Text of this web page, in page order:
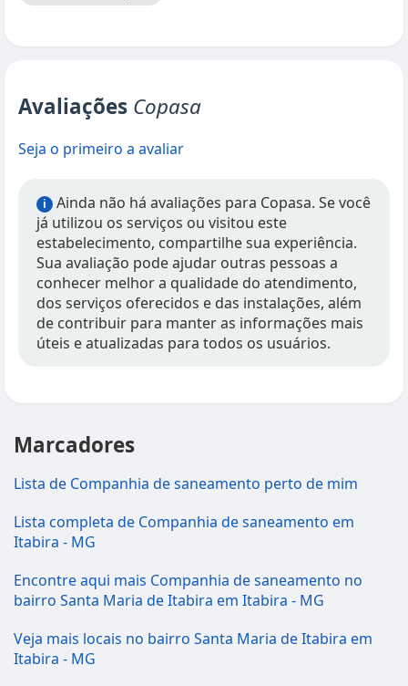
Avaliações Copasa
Seja o primeiro a avaliar
i
Ainda não há avaliações para Copasa. Se você
já utilizou os serviços ou visitou este
estabelecimento, compartilhe sua experiência.
Sua avaliação pode ajudar outras pessoas a
conhecer melhor a qualidade do atendimento,
dos serviços oferecidos e das instalações, além
de contribuir para manter as informações mais
úteis e atualizadas para todos os usuários.
Marcadores
Lista de Companhia de saneamento perto de mim
Lista completa de Companhia de saneamento em
Itabira - MG
Encontre aqui mais Companhia de saneamento no
bairro Santa Maria de Itabira em Itabira - MG
Veja mais locais no bairro Santa Maria de Itabira em
Itabira - MG